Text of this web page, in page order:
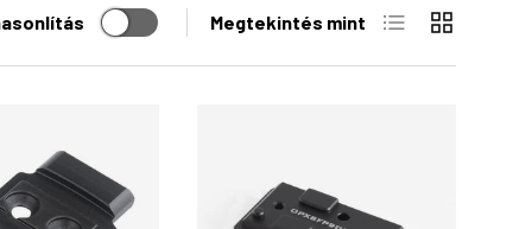
Megtekintés mint Lista Rács